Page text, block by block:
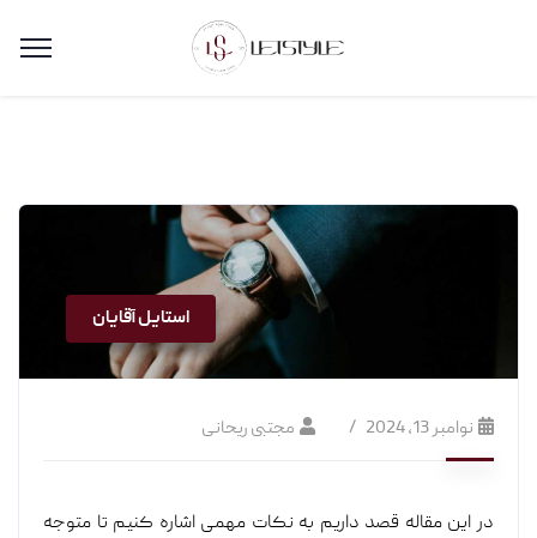
استایل آقایان
نوامبر 13, 2024 مجتبی ریحانی
در این مقاله قصد داریم به نکات مهمی اشاره کنیم تا متوجه